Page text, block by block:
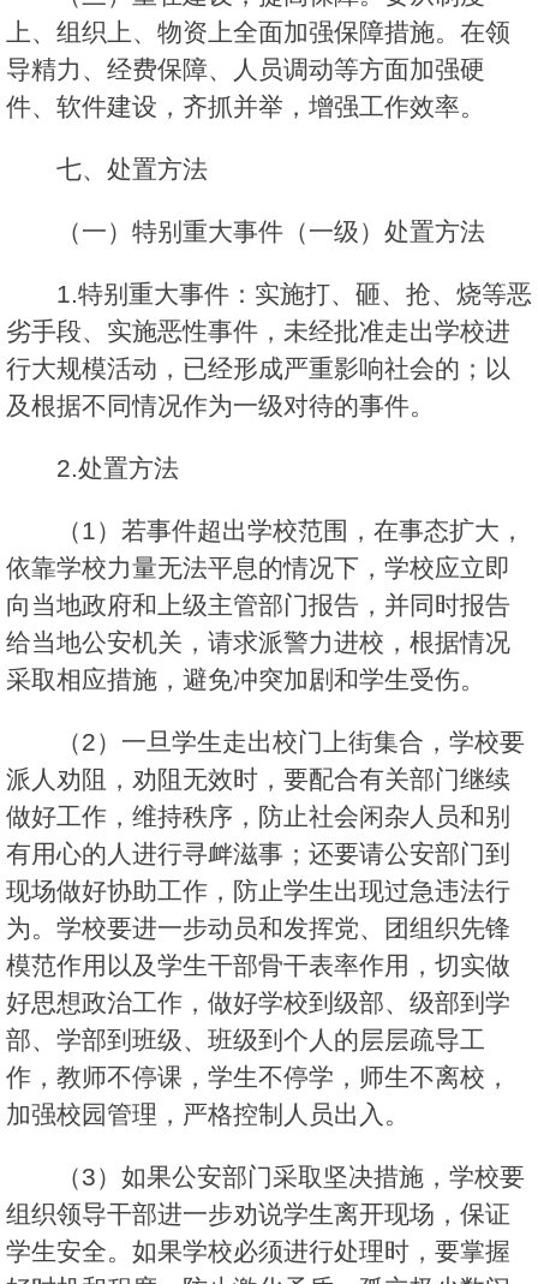
上、组织上、物资上全面加强保障措施。在领
导精力、经费保障、人员调动等方面加强硬
件、软件建设，齐抓并举，增强工作效率。
七、处置方法
（一）特别重大事件（一级）处置方法
1.特别重大事件：实施打、砸、抢、烧等恶
劣手段、实施恶性事件，未经批准走出学校进
行大规模活动，已经形成严重影响社会的；以
及根据不同情况作为一级对待的事件。
2.处置方法
（1）若事件超出学校范围，在事态扩大，
依靠学校力量无法平息的情况下，学校应立即
向当地政府和上级主管部门报告，并同时报告
给当地公安机关，请求派警力进校，根据情况
采取相应措施，避免冲突加剧和学生受伤。
（2）一旦学生走出校门上街集合，学校要
派人劝阻，劝阻无效时，要配合有关部门继续
做好工作，维持秩序，防止社会闲杂人员和别
有用心的人进行寻衅滋事；还要请公安部门到
现场做好协助工作，防止学生出现过急违法行
为。学校要进一步动员和发挥党、团组织先锋
模范作用以及学生干部骨干表率作用，切实做
好思想政治工作，做好学校到级部、级部到学
部、学部到班级、班级到个人的层层疏导工
作，教师不停课，学生不停学，师生不离校，
加强校园管理，严格控制人员出入。
（3）如果公安部门采取坚决措施，学校要
组织领导干部进一步劝说学生离开现场，保证
学生安全。如果学校必须进行处理时，要掌握